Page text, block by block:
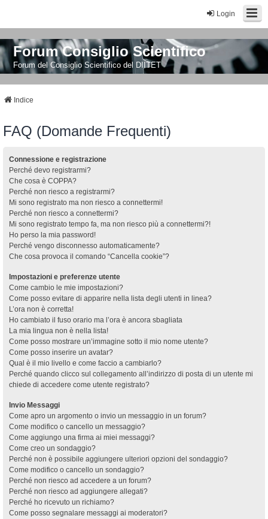
Login
Forum Consiglio Scientifico
Forum del Consiglio Scientifico del DIITET
Indice
FAQ (Domande Frequenti)
Connessione e registrazione
Perché devo registrarmi?
Che cosa è COPPA?
Perché non riesco a registrarmi?
Mi sono registrato ma non riesco a connettermi!
Perché non riesco a connettermi?
Mi sono registrato tempo fa, ma non riesco più a connettermi?!
Ho perso la mia password!
Perché vengo disconnesso automaticamente?
Che cosa provoca il comando “Cancella cookie”?
Impostazioni e preferenze utente
Come cambio le mie impostazioni?
Come posso evitare di apparire nella lista degli utenti in linea?
L’ora non è corretta!
Ho cambiato il fuso orario ma l’ora è ancora sbagliata
La mia lingua non è nella lista!
Come posso mostrare un’immagine sotto il mio nome utente?
Come posso inserire un avatar?
Qual è il mio livello e come faccio a cambiarlo?
Perché quando clicco sul collegamento all’indirizzo di posta di un utente mi
chiede di accedere come utente registrato?
Invio Messaggi
Come apro un argomento o invio un messaggio in un forum?
Come modifico o cancello un messaggio?
Come aggiungo una firma ai miei messaggi?
Come creo un sondaggio?
Perché non è possibile aggiungere ulteriori opzioni del sondaggio?
Come modifico o cancello un sondaggio?
Perché non riesco ad accedere a un forum?
Perché non riesco ad aggiungere allegati?
Perché ho ricevuto un richiamo?
Come posso segnalare messaggi ai moderatori?